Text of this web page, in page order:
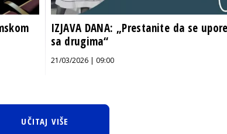
IZJAVA DANA: „Prestanite da se
sa drugima“
21/03/2026 | 09:00
UČITAJ VIŠE